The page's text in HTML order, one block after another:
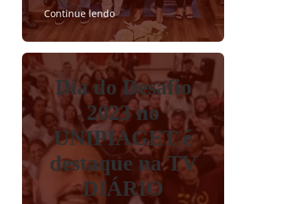
Continue lendo
Dia do Desafio
2023 no
UNIPIAGET é
destaque na TV
DIÁRIO